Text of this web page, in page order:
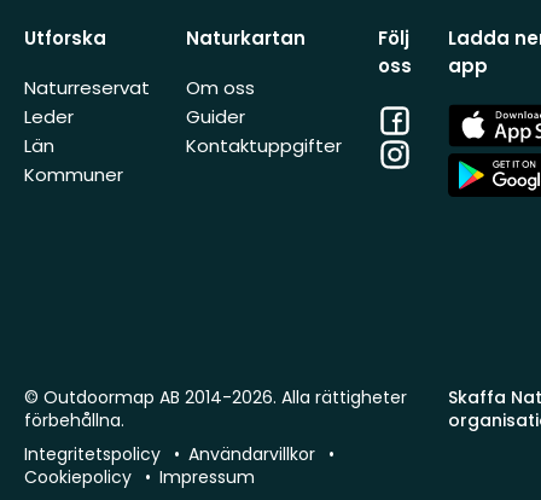
Utforska
Naturreservat
Leder
Län
Kommuner
Naturkartan
Om oss
Guider
Kontaktuppgifter
Följ
oss
Facebook
Instagram
Ladda
app
App
Store
App
Store
Skaffa
© Outdoormap AB 2014-2026. Alla rättigheter
förbehållna.
Integritetspolicy
Användarvillkor
Cookiepolicy
Impressum